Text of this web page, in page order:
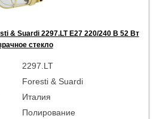
& Suardi 2297.LT E27 220/240 B 52 Вт
стекло
2297.LT
Foresti & Suardi
Италия
Полирование